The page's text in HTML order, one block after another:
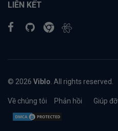
LIÊN KẾT
© 2026 Viblo . All rights reserved.
Về chúng tôi Phản hồi Giúp đỡ